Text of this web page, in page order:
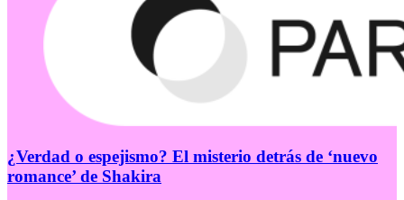
¿Verdad o espejismo? El misterio detrás de ‘nuevo
romance’ de Shakira